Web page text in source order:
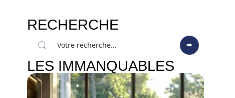
RECHERCHE
LES IMMANQUABLES